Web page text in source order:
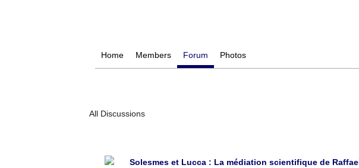
Home Members Forum Photos
All Discussions
Solesmes et Lucca : La médiation scientifique de